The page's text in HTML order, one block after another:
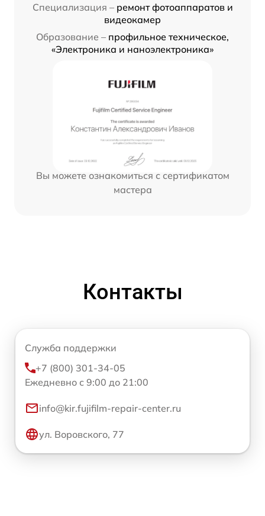
Специализация – ремонт фотоаппаратов и
видеокамер
Образование – профильное техническое,
«Электроника и наноэлектроника»
Вы можете ознакомиться с сертификатом
мастера
Контакты
Служба поддержки
+7 (800) 301-34-05
Ежедневно с 9:00 до 21:00
info@kir.fujifilm-repair-center.ru
ул. Воровского, 77